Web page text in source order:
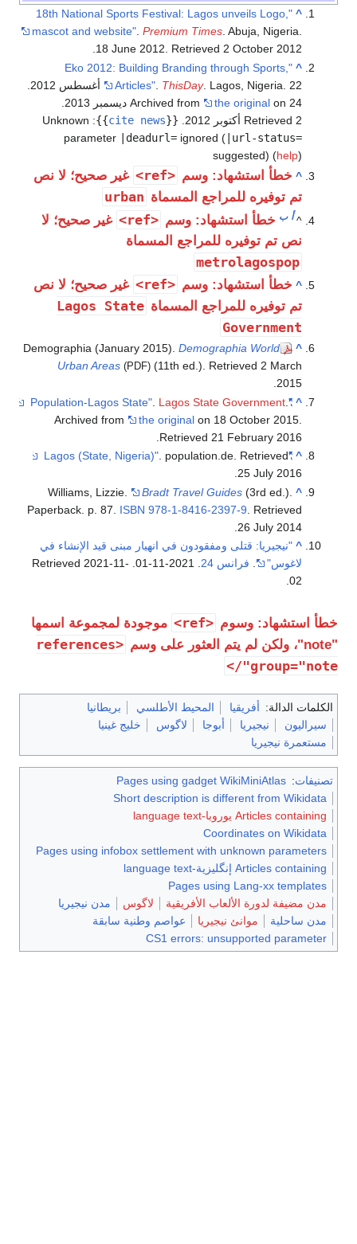
^
"18th National Sports Festival: Lagos unveils Logo,
mascot and website".Premium Times. Abuja, Nigeria.
18 June 2012. Retrieved2 October 2012
.
^
"Eko 2012: Building Branding through Sports,
Articles" ThisDay
Archived from
the original on 24 ديسمبر 2013
Retrieved 2 أكتوبر 2012
{{
cite news
}}
:
Unknown
parameter
|deadurl= ignored ( |url-status=
suggested) (help)
^ خطأ استشهاد: وسم <ref>
غير صحيح؛ لا نص
تم توفيره للمراجع المسماة urban
^أ ب خطأ استشهاد: وسم <ref>
غير صحيح؛ لا
نص تم توفيره للمراجع المسماة
metrolagospop
^ خطأ استشهاد: وسم <ref>
غير صحيح؛ لا نص
تم توفيره للمراجع المسماة Lagos State
Government
^
Demographia (January 2015).Demographia World
Urban Areas (PDF) (11th ed.). Retrieved2 March
2015
.
^
"Population-Lagos State"
Lagos State Government .
Archived from
the original on 18 October 2015
Retrieved 21 February 2016
^
"Lagos (State, Nigeria)"
. population.de. Retrieved
25 July 2016
.
^
Williams, Lizzie. Bradt Travel Guides (3rd ed.).
Paperback. p. 87. ISBN 978-1-8416-2397-9 . Retrieved
26 July 2014
^ "نيجيريا: قتلى ومفقودون في انهيار مبنى قيد الإنشاء في
لاغوس"
فرانس 24 . Retrieved
2021-11-
02
.
خطأ استشهاد: وسوم <ref>
موجودة لمجموعة اسمها
"note"، ولكن لم يتم العثور على وسم
<references
group="note"/>
الكلمات الدالة: أفريقيا المحيط الأطلسي
بريطانيا
سيراليون
نيجيريا أبوجا لاگوس
خليج غينيا
مستعمرة نيجيريا
تصنيفات:
Pages using gadget WikiMiniAtlas
Short description is different from Wikidata
Articles containing يوروبا-language text
Coordinates on Wikidata
Pages using infobox settlement with unknown parameters
Articles containing إنگليزية-language text
Pages using Lang-xx templates
مدن مضيفة لدورة الألعاب الأفريقية
لاگوس
مدن نيجيريا
مدن ساحلية
موانئ نيجيريا
عواصم وطنية سابقة
CS1 errors: unsupported parameter